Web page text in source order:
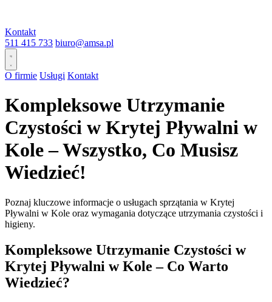
Kontakt
511 415 733 biuro@amsa.pl
O firmie Usługi Kontakt
Kompleksowe Utrzymanie
Czystości w Krytej Pływalni w
Kole – Wszystko, Co Musisz
Wiedzieć!
Poznaj kluczowe informacje o usługach sprzątania w Krytej
Pływalni w Kole oraz wymagania dotyczące utrzymania czystości i
higieny.
Kompleksowe Utrzymanie Czystości w
Krytej Pływalni w Kole – Co Warto
Wiedzieć?